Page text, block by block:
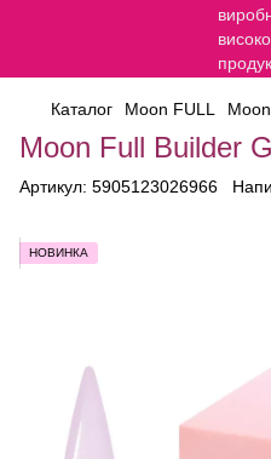
Каталог Moon FULL
Moon Full Builder
Артикул: 5905123026966
НОВИНКА